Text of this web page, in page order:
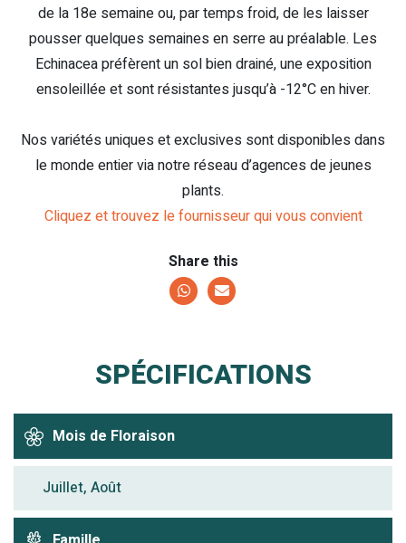
de la 18e semaine ou, par temps froid, de les laisser
pousser quelques semaines en serre au préalable. Les
Echinacea préfèrent un sol bien drainé, une exposition
ensoleillée et sont résistantes jusqu’à -12°C en hiver.
Nos variétés uniques et exclusives sont disponibles dans
le monde entier via notre réseau d’agences de jeunes
plants.
Cliquez et trouvez le fournisseur qui vous convient
Share this
SPÉCIFICATIONS
Mois de Floraison
Juillet, Août